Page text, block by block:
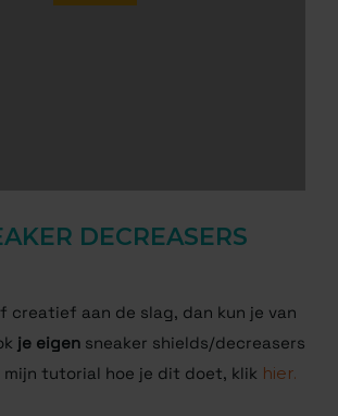
DECREASERS
creatief aan de slag, dan kun je van
je eigen sneaker shields/decreasers
mijn tutorial hoe je dit doet, klik hier.